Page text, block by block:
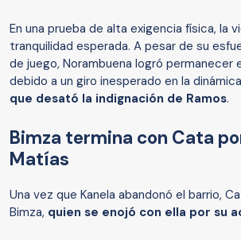
En una prueba de alta exigencia física, la
tranquilidad esperada. A pesar de su
de juego, Norambuena logró permanecer
debido a un giro inesperado en la
que desató la indignación de Ramos.
Bimza termina con Cata
Matías
Una vez que Kanela abandonó el barrio,
Bimza, quien se enojó con ella por su